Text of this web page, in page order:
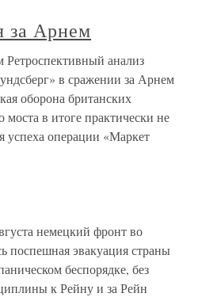
за Арнем
анализ
в сражении за Арнем
оборона британских
моста в итоге практически не
успеха операции «Маркет
немецкий фронт во
поспешная эвакуация страны
беспорядке, без
к Рейну и за Рейн